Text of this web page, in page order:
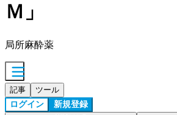
Ｍ」
局所麻酔薬
記事 ツール
ログイン 新規登録